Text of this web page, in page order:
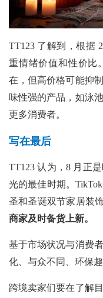
TT123 了解到，根据
重情绪价值和性价比
在，但高价格可能抑
味性强的产品，如泳
更多消费者。
写在最后
TT123 认为，8 月正
光的最佳时期。
圣和圣诞双节家居装
商家及时备货上新。
基于市场状况与消费
化、与众不同、环保
跨境卖家们要在了解